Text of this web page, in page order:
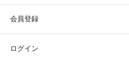
会員登録
ログイン